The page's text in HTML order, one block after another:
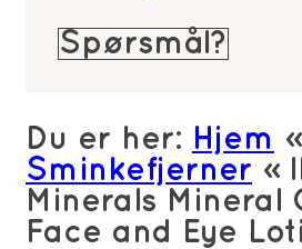
Spørsmål?
Du er her: Hjem »
Sminkefjerner »
Minerals Mineral
Face and Eye